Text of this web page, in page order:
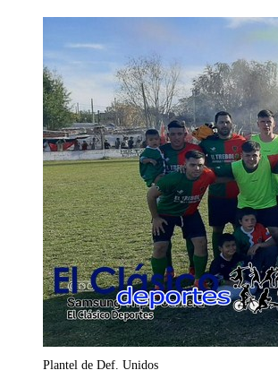
Plantel de Def. Unidos